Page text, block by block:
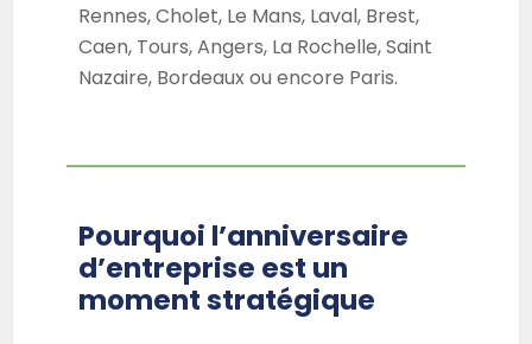
Rennes, Cholet, Le Mans, Laval, Brest,
Caen, Tours, Angers, La Rochelle, Saint
Nazaire, Bordeaux ou encore Paris.
Pourquoi l’anniversaire
d’entreprise est un
moment stratégique